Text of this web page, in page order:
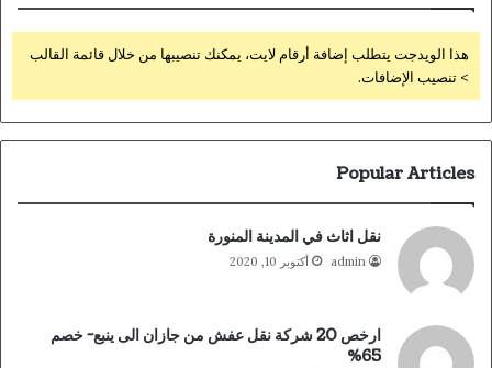
هذا الويدجت يتطلب إضافة أرقام لايت، يمكنك تنصيبها من خلال قائمة القالب
> تنصيب الإضافات.
Popular Articles
نقل اثاث في المدينة المنورة
admin أكتوبر 10, 2020
ارخص 20 شركة نقل عفش من جازان الى ينبع- خصم
65%